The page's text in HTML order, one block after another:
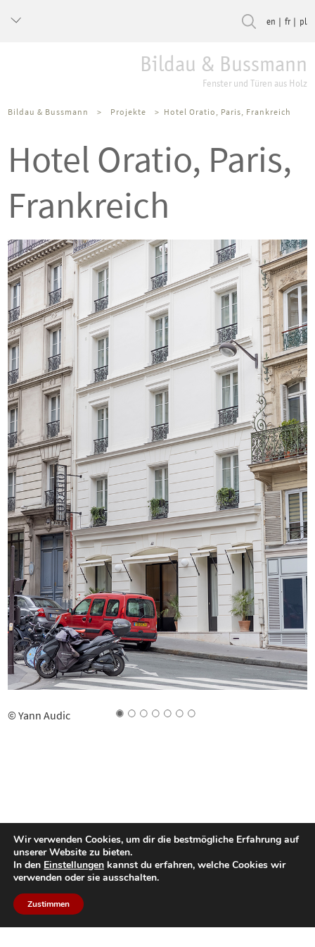
en fr pl
Bildau & Bussmann
Fenster und Türen aus Holz
Bildau & Bussmann > Projekte > Hotel Oratio, Paris, Frankreich
Hotel Oratio, Paris,
Frankreich
© Yann Audic
Wir verwenden Cookies, um dir die bestmögliche Erfahrung auf
unserer Website zu bieten.
In den Einstellungen kannst du erfahren, welche Cookies wir
verwenden oder sie ausschalten.
Zustimmen